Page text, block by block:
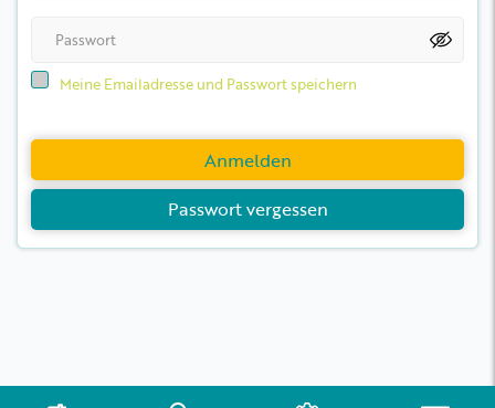
Meine Emailadresse und Passwort speichern
Passwort vergessen
Anmelden